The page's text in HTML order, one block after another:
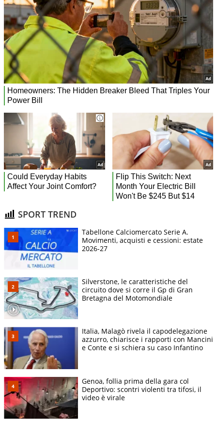
SPORT TREND
Tabellone Calciomercato Serie A.
Movimenti, acquisti e cessioni: estate
2026-27
Silverstone, le caratteristiche del
circuito dove si corre il Gp di Gran
Bretagna del Motomondiale
Italia, Malagò rivela il capodelegazione
azzurro, chiarisce i rapporti con Mancini
e Conte e si schiera su caso Infantino
Genoa, follia prima della gara col
Deportivo: scontri violenti tra tifosi, il
video è virale